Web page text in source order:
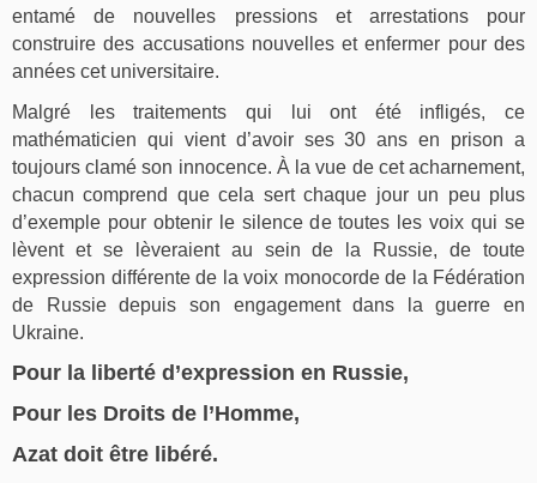
entamé de nouvelles pressions et arrestations pour
construire des accusations nouvelles et enfermer pour des
années cet universitaire.
Malgré les traitements qui lui ont été infligés, ce
mathématicien qui vient d’avoir ses 30 ans en prison a
toujours clamé son innocence. À la vue de cet acharnement,
chacun comprend que cela sert chaque jour un peu plus
d’exemple pour obtenir le silence de toutes les voix qui se
lèvent et se lèveraient au sein de la Russie, de toute
expression différente de la voix monocorde de la Fédération
de Russie depuis son engagement dans la guerre en
Ukraine.
Pour la liberté d’expression en Russie,
Pour les Droits de l’Homme,
Azat doit être libéré.